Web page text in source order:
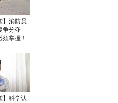
】消防员
争分夺
掌握！
】科学认